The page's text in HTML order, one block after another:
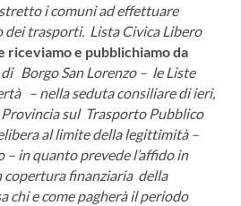
i comuni ad effettuare
dei trasporti. Lista Civica Libero
riceviamo e pubblichiamo da
Borgo San Lorenzo – le Liste
– nella seduta consiliare di ieri,
sul Trasporto Pubblico
al limite della legittimità –
in quanto prevede l’affido in
copertura finanziaria della
chi e come pagherà il periodo